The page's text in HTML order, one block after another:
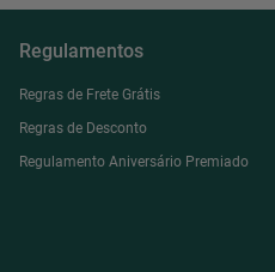
Regulamentos
Regras de Frete Grátis
Regras de Desconto
Regulamento Aniversário Premiado